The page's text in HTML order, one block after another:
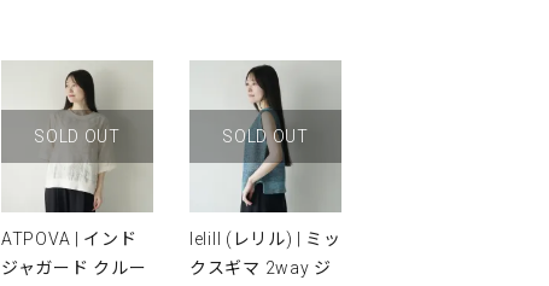
SOLD OUT
ATPOVA | インド
ジャガード クルー
SOLD OUT
lelill (レリル) | ミッ
クスギマ 2way ジ